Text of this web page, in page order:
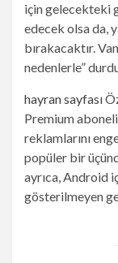
için gelecekteki
edecek olsa da,
bırakacaktır.
nedenlerle”
hayran sayfası
Premium
reklamlarını
popüler bir
ayrıca, Android
gösterilmeyen